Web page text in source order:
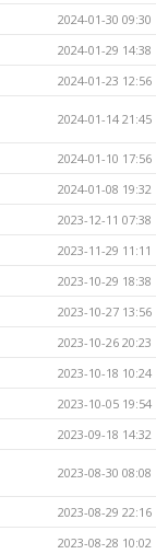
2024-01-30 09:30
2024-01-29 14:38
2024-01-23 12:56
2024-01-14 21:45
2024-01-10 17:56
2024-01-08 19:32
2023-12-11 07:38
2023-11-29 11:11
2023-10-29 18:38
2023-10-27 13:56
2023-10-26 20:23
2023-10-18 10:24
2023-10-05 19:54
2023-09-18 14:32
2023-08-30 08:08
2023-08-29 22:16
2023-08-28 10:02